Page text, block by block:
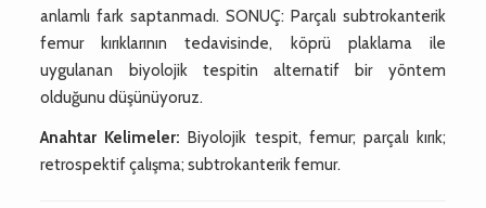
anlamlı fark saptanmadı. SONUÇ: Parçalı subtrokanterik
femur kırıklarının tedavisinde, köprü plaklama ile
uygulanan biyolojik tespitin alternatif bir yöntem
olduğunu düşünüyoruz.
Anahtar Kelimeler: Biyolojik tespit, femur; parçalı kırık;
retrospektif çalışma; subtrokanterik femur.